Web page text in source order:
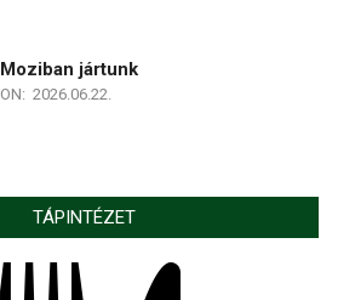
Moziban jártunk
ON: 2026.06.22.
TÁPINTÉZET